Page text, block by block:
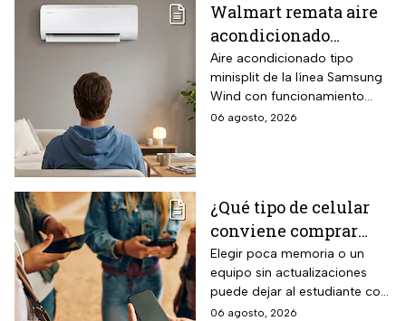
Walmart remata aire
acondicionado
Samsung Wind
Inverter frío y calor 1
tonelada con WiFi y
$3,500 de descuento
Aire acondicionado tipo
minisplit de la línea Samsung
Wind con funcionamiento
bidireccional frío y calor
capacidad de gestión
mediante inteligencia artificial
con modo AI Auto Cooling
que ajusta automáticamente
el rendimiento según
06 agosto, 2026
¿Qué tipo de celular
conviene comprar
para el regreso a
clases? La guía según
el nivel escolar
Elegir poca memoria o un
equipo sin actualizaciones
puede dejar al estudiante con
un celular lento e
06 agosto, 2026